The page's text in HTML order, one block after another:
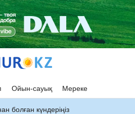
Ойын-сауық Мереке
болған күндеріңіз